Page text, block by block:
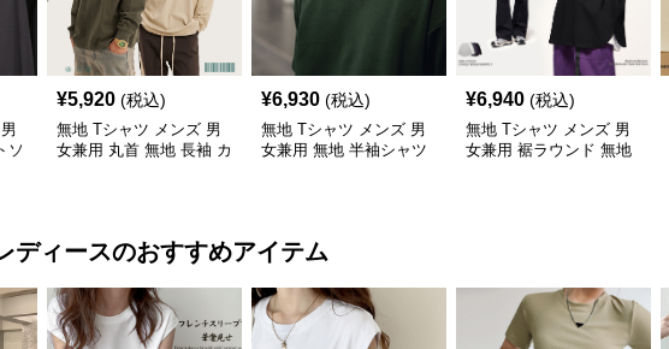
ソ
¥5,920 (税込)
無地 Tシャツ メンズ 男
女兼用 丸首 無地 長袖 カ
¥6,930 (税込)
無地 Tシャツ メンズ 男
女兼用 無地 半袖シャツ
¥6,940 (税込)
無地 Tシャツ メンズ 男
女兼用 裾ラウンド 無地
ディースのおすすめアイテム